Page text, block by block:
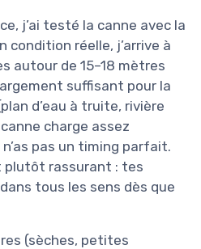
j’ai testé la canne avec la
condition réelle, j’arrive à
autour de 15–18 mètres
suffisant pour la
d’eau à truite, rivière
charge assez
pas un timing parfait.
plutôt rassurant : tes
tous les sens dès que
(sèches, petites